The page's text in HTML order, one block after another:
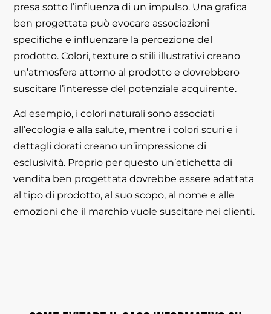
presa sotto l’influenza di un impulso. Una grafica
ben progettata può evocare associazioni
specifiche e influenzare la percezione del
prodotto. Colori, texture o stili illustrativi creano
un’atmosfera attorno al prodotto e dovrebbero
suscitare l’interesse del potenziale acquirente.
Ad esempio, i colori naturali sono associati
all’ecologia e alla salute, mentre i colori scuri e i
dettagli dorati creano un’impressione di
esclusività. Proprio per questo un’etichetta di
vendita ben progettata dovrebbe essere adattata
al tipo di prodotto, al suo scopo, al nome e alle
emozioni che il marchio vuole suscitare nei clienti.